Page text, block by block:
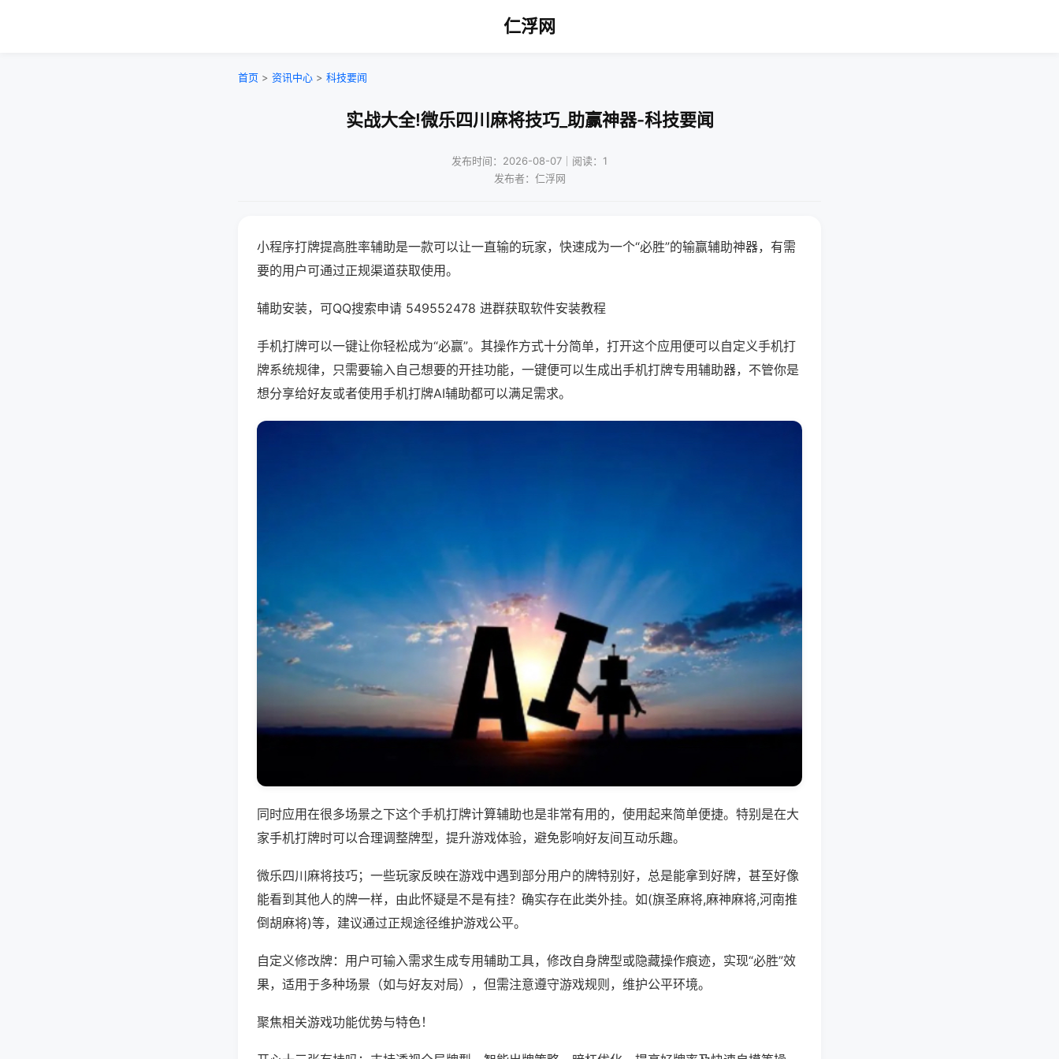
仁浮网
首页 > 资讯中心 > 科技要闻
实战大全!微乐四川麻将技巧_助赢神器-科技要闻
发布时间：2026-08-07｜阅读：1
发布者：仁浮网
小程序打牌提高胜率辅助是一款可以让一直输的玩家，快速成为一个“必胜”的输赢辅助神器，有需
要的用户可通过正规渠道获取使用。
辅助安装，可QQ搜索申请 549552478 进群获取软件安装教程
手机打牌可以一键让你轻松成为“必赢”。其操作方式十分简单，打开这个应用便可以自定义手机打
牌系统规律，只需要输入自己想要的开挂功能，一键便可以生成出手机打牌专用辅助器，不管你是
想分享给好友或者使用手机打牌AI辅助都可以满足需求。
同时应用在很多场景之下这个手机打牌计算辅助也是非常有用的，使用起来简单便捷。特别是在大
家手机打牌时可以合理调整牌型，提升游戏体验，避免影响好友间互动乐趣。
微乐四川麻将技巧；一些玩家反映在游戏中遇到部分用户的牌特别好，总是能拿到好牌，甚至好像
能看到其他人的牌一样，由此怀疑是不是有挂？确实存在此类外挂。如(旗圣麻将,麻神麻将,河南推
倒胡麻将)等，建议通过正规途径维护游戏公平。
自定义修改牌：用户可输入需求生成专用辅助工具，修改自身牌型或隐藏操作痕迹，实现“必胜”效
果，适用于多种场景（如与好友对局），但需注意遵守游戏规则，维护公平环境。
聚焦相关游戏功能优势与特色！